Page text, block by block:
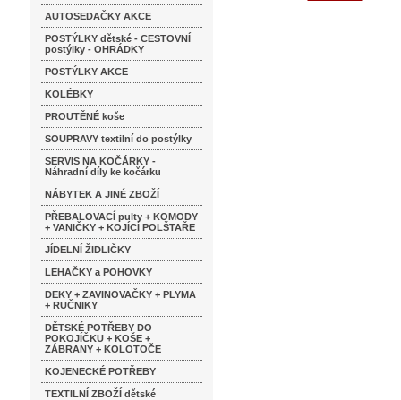
AUTOSEDAČKY AKCE
POSTÝLKY dětské - CESTOVNÍ
postýlky - OHRÁDKY
POSTÝLKY AKCE
KOLÉBKY
PROUTĚNÉ koše
SOUPRAVY textilní do postýlky
SERVIS NA KOČÁRKY -
Náhradní díly ke kočárku
NÁBYTEK A JINÉ ZBOŽÍ
PŘEBALOVACÍ pulty + KOMODY
+ VANIČKY + KOJÍCÍ POLŠTAŘE
JÍDELNÍ ŽIDLIČKY
LEHAČKY a POHOVKY
DEKY + ZAVINOVAČKY + PLYMA
+ RUČNIKY
DĚTSKÉ POTŘEBY DO
POKOJÍČKU + KOŠE +
ZÁBRANY + KOLOTOČE
KOJENECKÉ POTŘEBY
TEXTILNÍ ZBOŽÍ dětské